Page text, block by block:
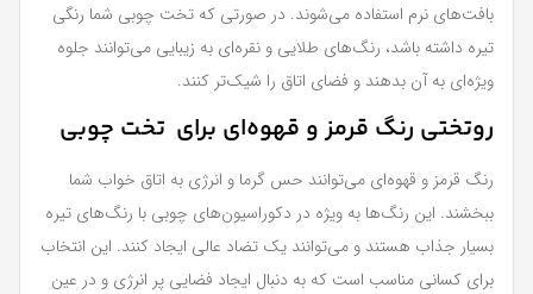
بافت‌های نرم استفاده می‌شوند. در صورتی که تخت چوبی شما رنگی
تیره داشته باشد، رنگ‌های طلایی و نقره‌ای به زیبایی می‌توانند جلوه‌
ویژه‌ای به آن بدهند و فضای اتاق را شیک‌تر کنند.
روتختی رنگ قرمز و قهوه‌ای برای تخت چوبی
رنگ قرمز و قهوه‌ای می‌توانند حس گرما و انرژی به اتاق خواب شما
ببخشند. این رنگ‌ها به ویژه در دکوراسیون‌های چوبی با رنگ‌های تیره
بسیار جذاب هستند و می‌توانند یک تضاد عالی ایجاد کنند. این انتخاب
برای کسانی مناسب است که به دنبال ایجاد فضایی پر انرژی و در عین